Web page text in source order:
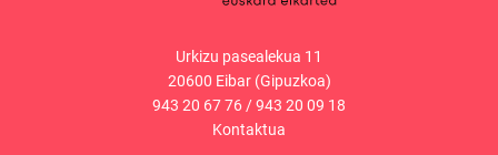
Urkizu pasealekua 11
20600 Eibar (Gipuzkoa)
943 20 67 76/943 20 09 18
Kontaktua